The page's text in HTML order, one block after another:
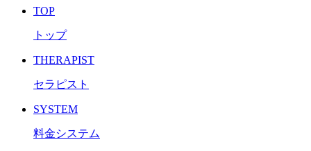
TOP
トップ
THERAPIST
セラピスト
SYSTEM
料金システム